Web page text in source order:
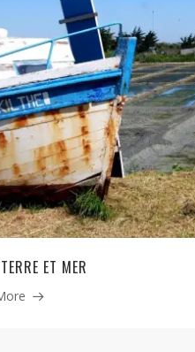
ET MER